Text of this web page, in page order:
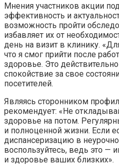
Мнения участников акции
эффективность и
возможность пройти
избавляет их от
день на визит в клинику.
что я смог прийти после
здоровье. Это
спокойствие за свое
посетителей.
Являясь сторонником
рекомендует: «Не
здоровье на потом.
и полноценной жизни. Если
диспансеризацию в
воспользуйтесь, ведь это —
и здоровье ваших близких».